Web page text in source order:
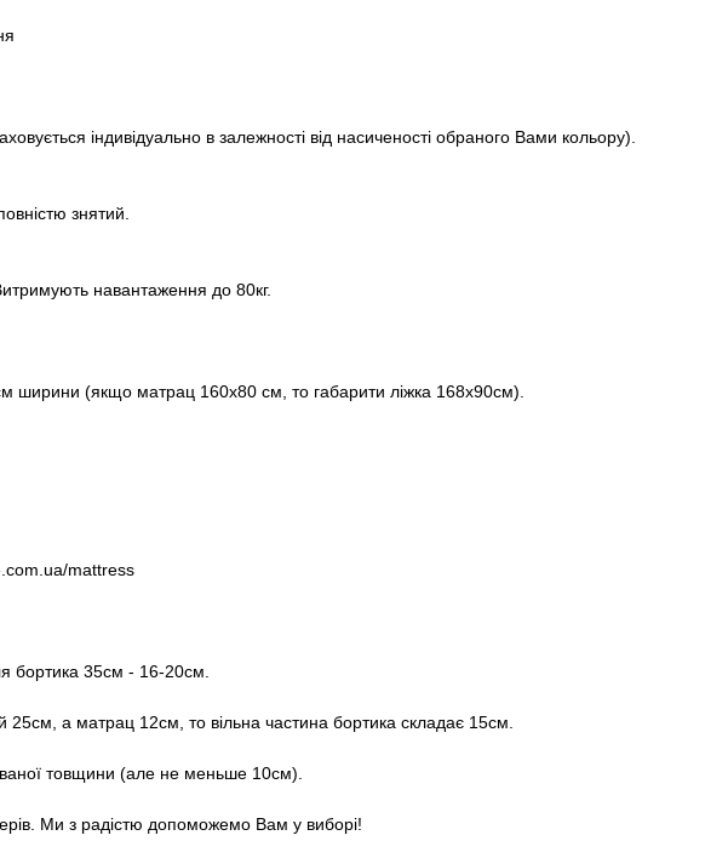
індивідуально в залежності від насиченості обраного Вами кольору).
знятий.
навантаження до 80кг.
ширини (якщо матрац 160х80 см, то габарити ліжка 168х90см).
mattress
бортика 35см - 16-20см.
а матрац 12см, то вільна частина бортика складає 15см.
товщини (але не меньше 10см).
Ми з радістю допоможемо Вам у виборі!